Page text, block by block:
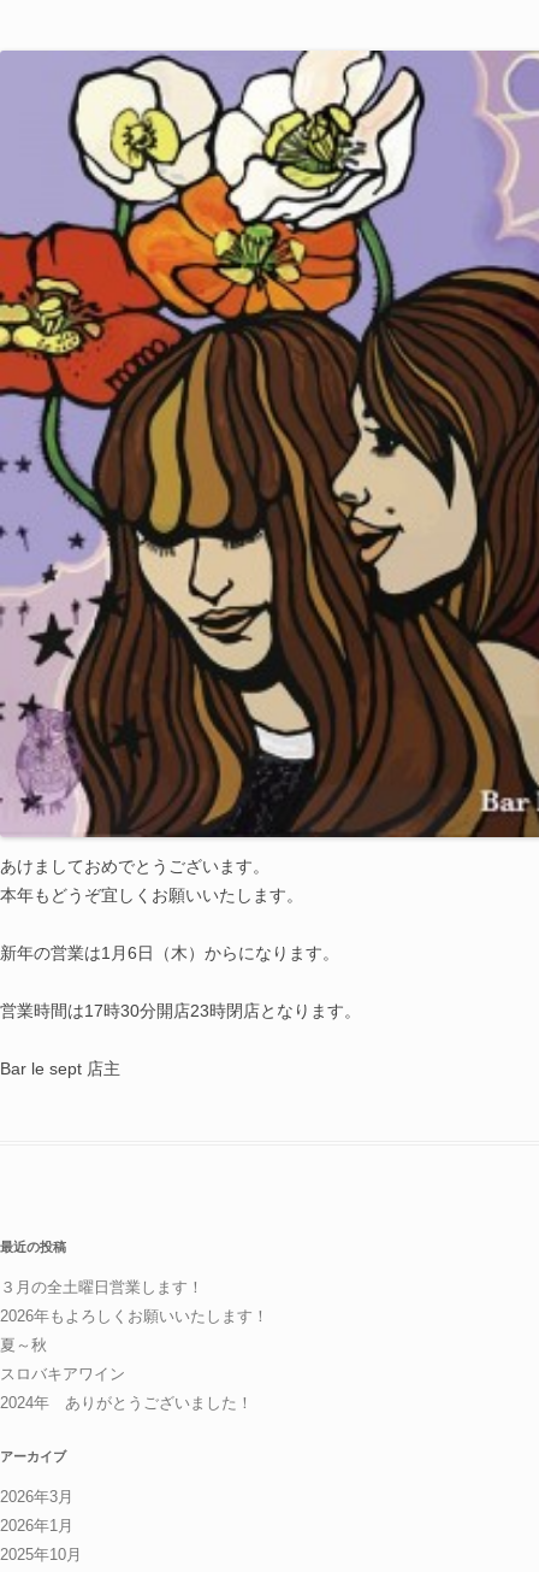
あけましておめでとうございます。
本年もどうぞ宜しくお願いいたします。
新年の営業は1月6日（木）からになります。
営業時間は17時30分開店23時閉店となります。
Bar le sept 店主
最近の投稿
３月の全土曜日営業します！
2026年もよろしくお願いいたします！
夏～秋
スロバキアワイン
2024年 ありがとうございました！
アーカイブ
2026年3月
2026年1月
2025年10月